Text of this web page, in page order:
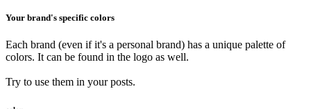
Your brand's specific colors
Each brand (even if it's a personal brand) has a unique palette of
colors. It can be found in the logo as well.
Try to use them in your posts.